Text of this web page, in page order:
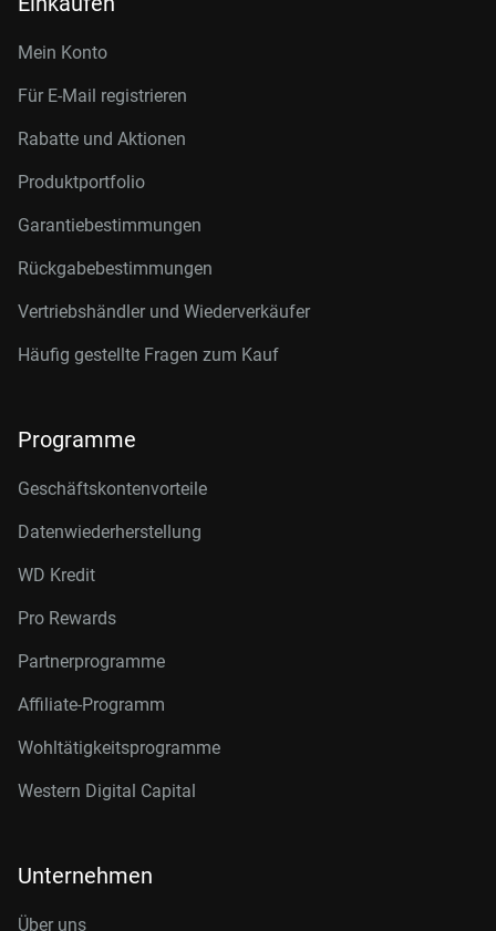
Mein Konto
Für E-Mail registrieren
Rabatte und Aktionen
Produktportfolio
Garantiebestimmungen
Rückgabebestimmungen
Vertriebshändler und Wiederverkäufer
Häufig gestellte Fragen zum Kauf
Programme
Geschäftskontenvorteile
Datenwiederherstellung
WD Kredit
Pro Rewards
Partnerprogramme
Affiliate-Programm
Wohltätigkeitsprogramme
Western Digital Capital
Unternehmen
Über uns